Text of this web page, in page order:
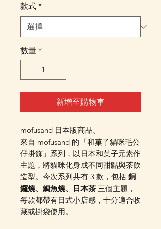
款式 *
數量 *
新增至購物車
mofusand 日本版商品。
來自 mofusand 的「和菓子貓咪毛公
仔掛飾」系列，以日本和菓子元素作
主題，將貓咪化身成不同甜點與茶飲
造型。今次系列共有 3 款，包括 銅
鑼燒、鯛魚燒、日本茶 三個主題，
每款都帶有日式小店感，十分適合收
藏或掛袋使用。